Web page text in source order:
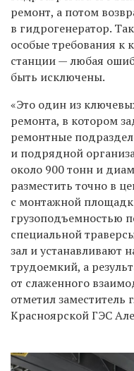
ремонт, а потом
в гидрогенератор.
особые требования к
станции — любая
быть исключены.
«Это один из
ремонта, в котором
ремонтные
и подрядной
около 900 тонн и
разместить точно в
с монтажной
грузоподъемностью
специальной
зал и устанавливают
трудоемкий, а
от слаженного
отметил заместитель
Красноярской ГЭС